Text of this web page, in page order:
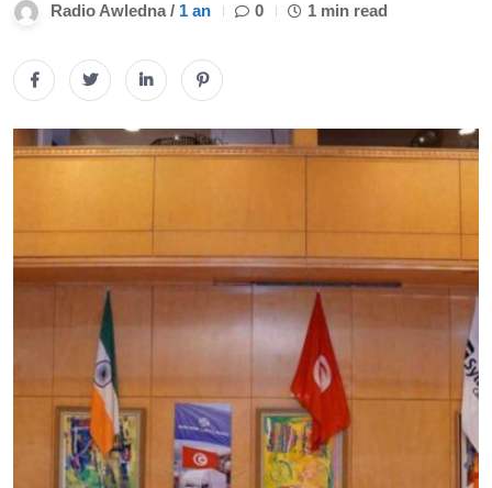
Radio Awledna / 1 an 0 1 min read